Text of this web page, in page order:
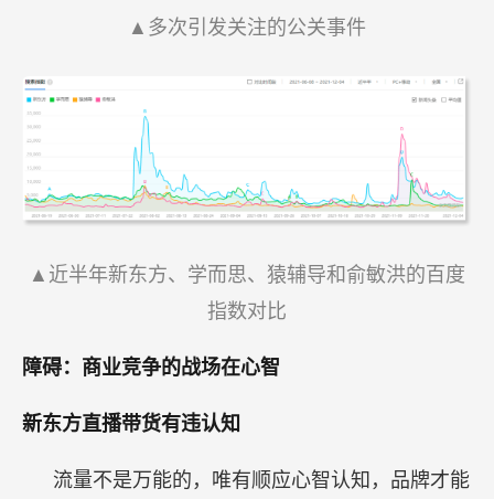
▲多次引发关注的公关事件
▲近半年新东方、学而思、猿辅导和俞敏洪的百度
指数对比
障碍：商业竞争的战场在心智
新东方直播带货有违认知
流量不是万能的，唯有顺应心智认知，品牌才能